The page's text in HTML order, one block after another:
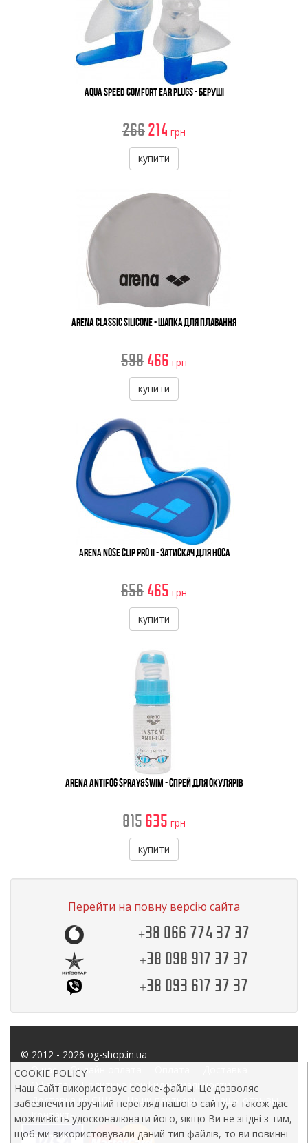
Aqua Speed Comfort Ear Plugs - Беруші
266214 грн
купити
Arena Classic Silicone - Шапка Для Плавання
598 466 грн
купити
Arena Nose Clip Pro II - Затискач Для Носа
656 465 грн
купити
Arena Antifog Spray&Swim - Спрей Для Окулярів
815635 грн
купити
Перейти на повну версію сайта
+38 066 774 37 37
+38 098 917 37 37
+38 093 617 37 37
© 2012 - 2026 og-shop.in.ua
О нас
Онлайн оплата
Оферта
Политика конфиденциальности
Доставка из США
Наши партнеры
Нашы отзывы
Контакты
COOKIE POLICY
Наш Сайт використовує cookie-файлы. Це дозволяє
забезпечити зручний перегляд нашого сайту, а також дає
можливість удосконалювати його, якщо Ви не згідні з тим,
щоб ми використовували даний тип файлів, то ви повинні